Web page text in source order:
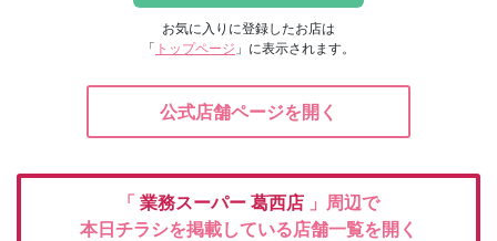
お気に入りに登録したお店は
「 トップページ 」に表示されます。
公式店舗ページを開く
「 業務スーパー 葛西店 」周辺で
本日チラシを掲載している店舗一覧を開く